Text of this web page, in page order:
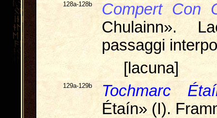
128a-128b
Compert Con
Chulainn».
passaggi
[lacuna]
129a-129b
Tochmarc
Étaín» (I).